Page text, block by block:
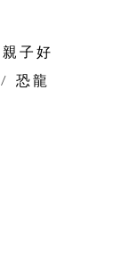
親子好
/
恐龍